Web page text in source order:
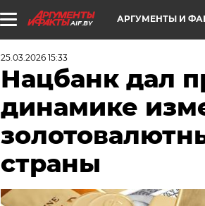
AIF.BY АРГУМЕНТЫ И
25.03.2026 15:33
Нацбанк дал
динамике
страны